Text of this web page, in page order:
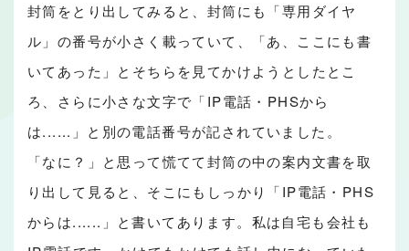
封筒をとり出してみると、封筒にも「専用ダイヤ
ル」の番号が小さく載っていて、「あ、ここにも書
いてあった」とそちらを見てかけようとしたとこ
ろ、さらに小さな文字で「IP電話・PHSから
は......」と別の電話番号が記されていました。
「なに？」と思って慌てて封筒の中の案内文書を取
り出して見ると、そこにもしっかり「IP電話・PHS
からは......」と書いてあります。私は自宅も会社も